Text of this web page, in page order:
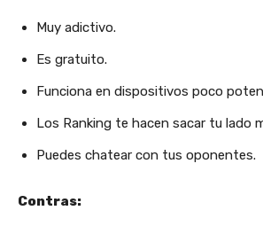
Muy adictivo.
Es gratuito.
Funciona en dispositivos poco
Los Ranking te hacen sacar tu lado
Puedes chatear con tus oponentes.
Contras: